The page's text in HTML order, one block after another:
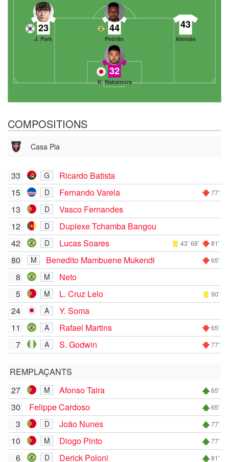
32
K. Nakamura
23
J. Park
44
Pedrão
43
Alemão
COMPOSITIONS
Casa Pia
33 G
Ricardo Batista
15
D Fernando Varela 77'
13 D
Vasco Fernandes
12
D
Duplexe Tchamba Bangou
42
D Lucas Soares 43' 68' 81'
80 M Benedito Mambuene Mukendi 65'
8 M
Neto
5
M L. Cruz Lelo 90'
24 A
Y. Soma
11
A Rafael Martins 65'
7 A S. Godwin 77'
REMPLAÇANTS
27
M Afonso Taira 65'
30 Felippe Cardoso 65'
3 D João Nunes 77'
10 M Diogo Pinto 77'
6 D Derick Poloni 81'